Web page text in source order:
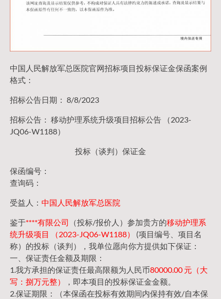
中国人民解放军总医院官网招标项目投标保证金保函案例
格式：
招标公告日期： 8/8/2023
招标公告： 移动护理系统升级项目招标公告 （2023-
JQ06-W1188）
投标（谈判）保证金
保函编号：
查询码：
受益人： 中国人民解放军总医院
鉴于****有限公司 （投标/报价人）参加贵方的移动护理系
统升级项目 （2023-JQ06-W1188）
(项目编号、项目名
称）的投标（谈判），我单位愿向你方提供如下保证：
一、保证责任金额及期限：
1.我方承担的保证责任最高限额为人民币80000.00 元（大
写：捌万元整）
，即本项目的投标保证金金额。
2.保证期限：（本保函在投标有效期间内保持有效/自本保